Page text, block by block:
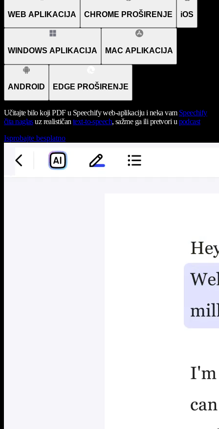
WEB APLIKACIJA CHROME PROŠIRENJE iOS
WINDOWS APLIKACIJA MAC APLIKACIJA
ANDROID EDGE PROŠIRENJE
Učitajte bilo koji PDF u Speechify web-aplikaciju i neka vam Speechify
čita naglasuz realističan text-to-speech, sažme ga ili pretvori u podcast
Isprobajte besplatno